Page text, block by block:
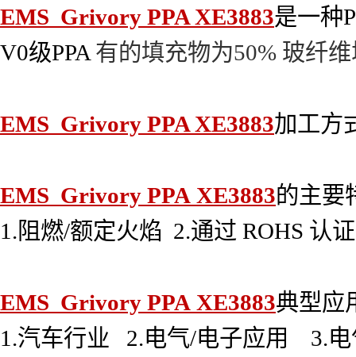
EMS Grivory PPA XE3883是一种
V0级PPA 有的填充物为50% 玻纤
EMS Grivory PPA XE3883加工方
EMS Grivory PPA XE3883的主要
1.阻燃/额定火焰 2.通过 ROHS 认
EMS Grivory PPA XE3883典型应
1.汽车行业 2.电气/电子应用 3.